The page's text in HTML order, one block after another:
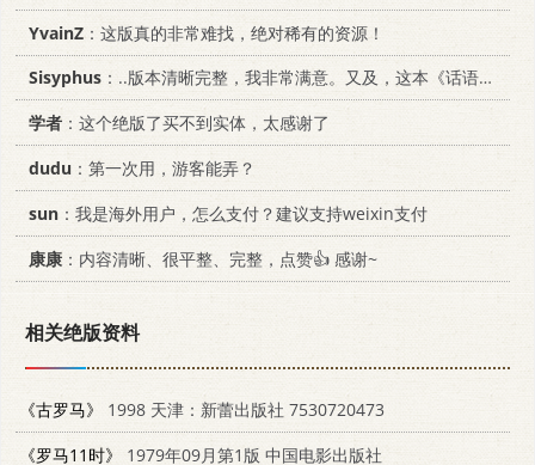
YvainZ ：这版真的非常难找，绝对稀有的资源！
Sisyphus ：..版本清晰完整，我非常满意。又及，这本《话语的真相》...
学者 ：这个绝版了买不到实体，太感谢了
dudu ：第一次用，游客能弄？
sun ：我是海外用户，怎么支付？建议支持weixin支付
康康 ：内容清晰、很平整、完整，点赞👍 感谢~
相关绝版资料
《古罗马》
1998 天津：新蕾出版社 7530720473
《罗马11时》
1979年09月第1版 中国电影出版社